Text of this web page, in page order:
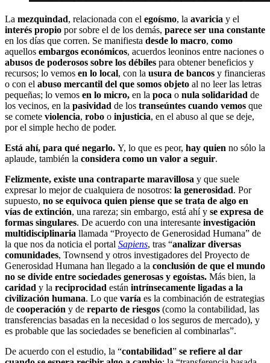
La mezquindad, relacionada con el egoísmo, la avaricia y el
interés propio por sobre el de los demás, parece ser una constante
en los días que corren. Se manifiesta desde lo macro, como
aquellos embargos económicos, acuerdos leoninos entre naciones o
abusos de poderosos sobre los débiles para obtener beneficios y
recursos; lo vemos en lo local, con la usura de bancos y financieras
o con el abuso mercantil del que somos objeto al no leer las letras
pequeñas; lo vemos en lo micro, en la poca o nula solidaridad de
los vecinos, en la pasividad de los transeúntes cuando vemos que
se comete violencia, robo o injusticia, en el abuso al que se deje,
por el simple hecho de poder.
Está ahí, para qué negarlo. Y, lo que es peor, hay quien no sólo la
aplaude, también la considera como un valor a seguir.
Felizmente, existe una contraparte maravillosa y que suele
expresar lo mejor de cualquiera de nosotros: la generosidad. Por
supuesto, no se equivoca quien piense que se trata de algo en
vías de extinción, una rareza; sin embargo, está ahí y se expresa de
formas singulares. De acuerdo con una interesante investigación
multidisciplinaria llamada “Proyecto de Generosidad Humana” de
la que nos da noticia el portal Sapiens, tras “analizar diversas
comunidades, Townsend y otros investigadores del Proyecto de
Generosidad Humana han llegado a la conclusión de que el mundo
no se divide entre sociedades generosas y egoístas. Más bien, la
caridad y la reciprocidad están intrínsecamente ligadas a la
civilización humana. Lo que varía es la combinación de estrategias
de cooperación y de reparto de riesgos (como la contabilidad, las
transferencias basadas en la necesidad o los seguros de mercado), y
es probable que las sociedades se beneficien al combinarlas”.
De acuerdo con el estudio, la “contabilidad” se refiere al dar